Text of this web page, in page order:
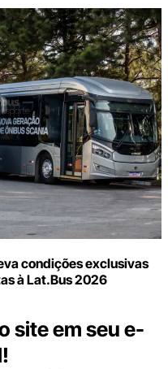
condições exclusivas
à Lat.Bus 2026
site em seu e-